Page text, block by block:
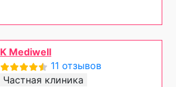
K Mediwell
11 отзывов
Частная клиника